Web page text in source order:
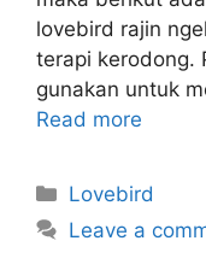
lovebird rajin
terapi kerodong.
gunakan untuk
Read more
Categories
Lovebird
Leave a